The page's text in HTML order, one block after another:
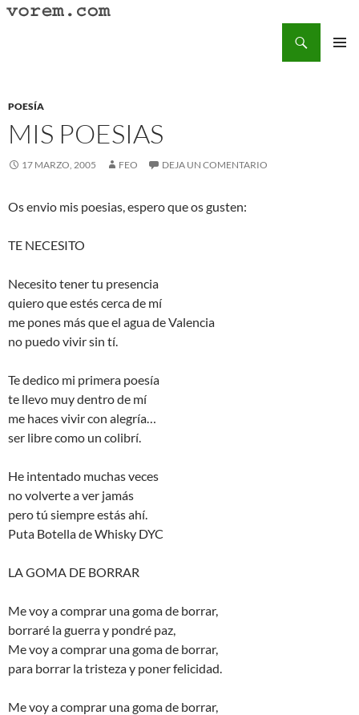
Saltar
POESÍA
MIS POESIAS
17 MARZO, 2005 FEO DEJA UN COMENTARIO
Os envio mis poesias, espero que os gusten:
TE NECESITO
Necesito tener tu presencia
quiero que estés cerca de mí
me pones más que el agua de Valencia
no puedo vivir sin tí.
Te dedico mi primera poesía
te llevo muy dentro de mí
me haces vivir con alegría…
ser libre como un colibrí.
He intentado muchas veces
no volverte a ver jamás
pero tú siempre estás ahí.
Puta Botella de Whisky DYC
LA GOMA DE BORRAR
Me voy a comprar una goma de borrar,
borraré la guerra y pondré paz,
Me voy a comprar una goma de borrar,
para borrar la tristeza y poner felicidad.
Me voy a comprar una goma de borrar,